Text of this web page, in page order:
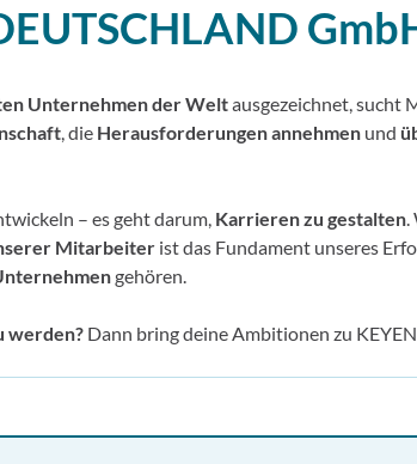
Unternehmen der Weltausgezeichnet, sucht
, die Herausforderungen annehmen und
– es geht darum, Karrieren zu gestalten.
Mitarbeiter ist das Fundament unseres
gehören.
werden? Dann bring deine Ambitionen zu